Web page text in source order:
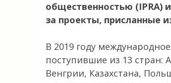
общественностью (IPRA)
за проекты, присланные
В 2019 году
поступившие из 13 стран:
Венгрии, Казахстана,